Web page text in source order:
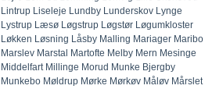
Lintrup Liseleje Lundby Lunderskov Lynge
Lystrup Læsø Løgstrup Løgstør Løgumkloster
Løkken Løsning Låsby Malling Mariager Maribo
Marslev Marstal Martofte Melby Mern Mesinge
Middelfart Millinge Morud Munke Bjergby
Munkebo Møldrup Mørke Mørkøv Måløv Mårslet